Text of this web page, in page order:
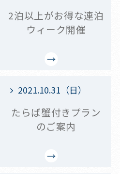
2泊以上がお得な連泊
ウィーク開催
2021.10.31（日）
たらば蟹付きプラン
のご案内